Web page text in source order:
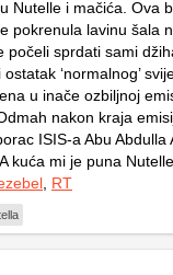
Nutelle i mačića. Ova
pokrenula lavinu šala
počeli sprdati sami
‘normalnog’
u inače ozbiljnoj
nakon kraja
ISIS-a Abu Abdulla
kuća mi je puna
RT